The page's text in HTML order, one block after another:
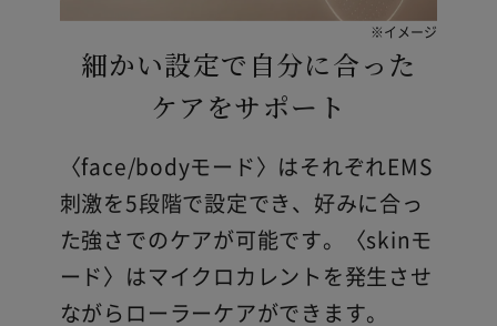
※イメージ
細かい設定で自分に合った
ケアをサポート
〈face/bodyモード〉はそれぞれEMS
刺激を5段階で設定でき、好みに合っ
た強さでのケアが可能です。〈skinモ
ード〉はマイクロカレントを発生させ
ながらローラーケアができます。